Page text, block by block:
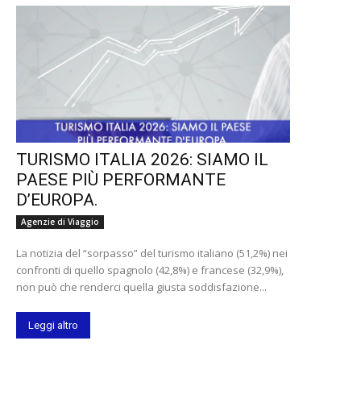
TURISMO ITALIA 2026: SIAMO IL
PAESE PIÙ PERFORMANTE
D’EUROPA.
Agenzie di Viaggio
La notizia del “sorpasso” del turismo italiano (51,2%) nei
confronti di quello spagnolo (42,8%) e francese (32,9%),
non può che renderci quella giusta soddisfazione...
Leggi altro